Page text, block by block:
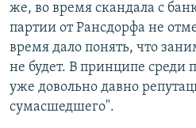
же, во время скандала с
партии от Рансдорфа не
время дало понять, что
не будет. В принципе среди
уже довольно давно
сумасшедшего".